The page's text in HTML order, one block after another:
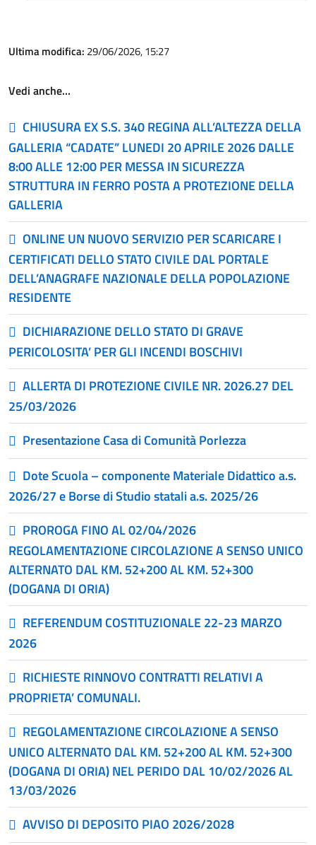
Ultima modifica: 29/06/2026, 15:27
Vedi anche…
CHIUSURA EX S.S. 340 REGINA ALL’ALTEZZA DELLA
GALLERIA “CADATE” LUNEDI 20 APRILE 2026 DALLE
8:00 ALLE 12:00 PER MESSA IN SICUREZZA
STRUTTURA IN FERRO POSTA A PROTEZIONE DELLA
GALLERIA
ONLINE UN NUOVO SERVIZIO PER SCARICARE I
CERTIFICATI DELLO STATO CIVILE DAL PORTALE
DELL’ANAGRAFE NAZIONALE DELLA POPOLAZIONE
RESIDENTE
DICHIARAZIONE DELLO STATO DI GRAVE
PERICOLOSITA’ PER GLI INCENDI BOSCHIVI
ALLERTA DI PROTEZIONE CIVILE NR. 2026.27 DEL
25/03/2026
Presentazione Casa di Comunità Porlezza
Dote Scuola – componente Materiale Didattico a.s.
2026/27 e Borse di Studio statali a.s. 2025/26
PROROGA FINO AL 02/04/2026
REGOLAMENTAZIONE CIRCOLAZIONE A SENSO UNICO
ALTERNATO DAL KM. 52+200 AL KM. 52+300
(DOGANA DI ORIA)
REFERENDUM COSTITUZIONALE 22-23 MARZO
2026
RICHIESTE RINNOVO CONTRATTI RELATIVI A
PROPRIETA’ COMUNALI.
REGOLAMENTAZIONE CIRCOLAZIONE A SENSO
UNICO ALTERNATO DAL KM. 52+200 AL KM. 52+300
(DOGANA DI ORIA) NEL PERIDO DAL 10/02/2026 AL
13/03/2026
AVVISO DI DEPOSITO PIAO 2026/2028